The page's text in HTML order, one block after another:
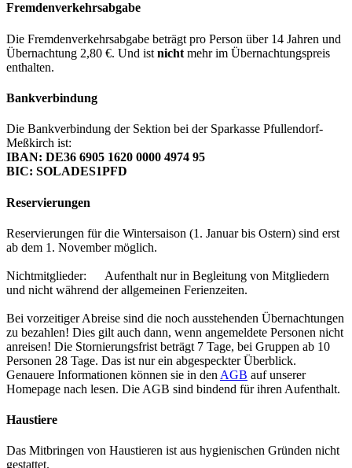
Fremdenverkehrsabgabe
Die Fremdenverkehrsabgabe beträgt pro Person über 14 Jahren und
Übernachtung 2,80 €. Und ist nicht mehr im Übernachtungspreis
enthalten.
Bankverbindung
Die Bankverbindung der Sektion bei der Sparkasse Pfullendorf-
Meßkirch ist:
IBAN: DE36 6905 1620 0000 4974 95
BIC: SOLADES1PFD
Reservierungen
Reservierungen für die Wintersaison (1. Januar bis Ostern) sind erst
ab dem 1. November möglich.
Nichtmitglieder: Aufenthalt nur in Begleitung von Mitgliedern
und nicht während der allgemeinen Ferienzeiten.
Bei vorzeitiger Abreise sind die noch ausstehenden Übernachtungen
zu bezahlen! Dies gilt auch dann, wenn angemeldete Personen nicht
anreisen! Die Stornierungsfrist beträgt 7 Tage, bei Gruppen ab 10
Personen 28 Tage. Das ist nur ein abgespeckter Überblick.
Genauere Informationen können sie in den AGB auf unserer
Homepage nach lesen. Die AGB sind bindend für ihren Aufenthalt.
Haustiere
Das Mitbringen von Haustieren ist aus hygienischen Gründen nicht
gestattet.